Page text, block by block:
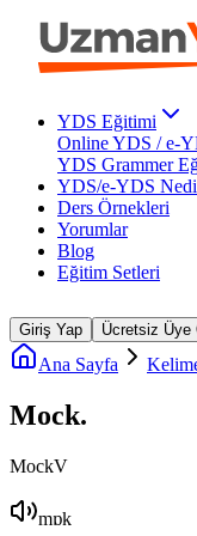
YDS Eğitimi
Online YDS / e-
YDS Grammer
YDS/e-YDS
Ders Örnekleri
Yorumlar
Blog
Eğitim Setleri
Giriş Yap Ücretsiz Üye
Ana Sayfa
Mock.
MockV
mɒk